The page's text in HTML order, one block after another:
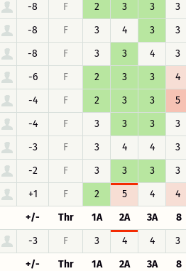
-8 F 2 3 3 3
-8 F 3 4 3 3
-8 F 3 3 4 3
-6 F 2 3 3 4
-4 F 2 3 3 5
-4 F 3 3 3 3
-3 F 3 4 4 3
-2 F 3 3 3 3
+1 F 2 5 4 4
+/- Thr 1A 2A 3A 8
-3 F 3 4 4 3
+/- Thr 1A 2A 3A 8